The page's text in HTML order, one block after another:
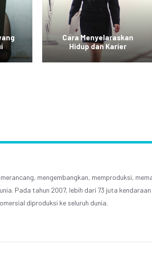
Cara Menyelaraskan
Hidup dan Karier
mengembangkan, memproduksi,
Pada tahun 2007, lebih dari 73 juta
diproduksi ke seluruh dunia.